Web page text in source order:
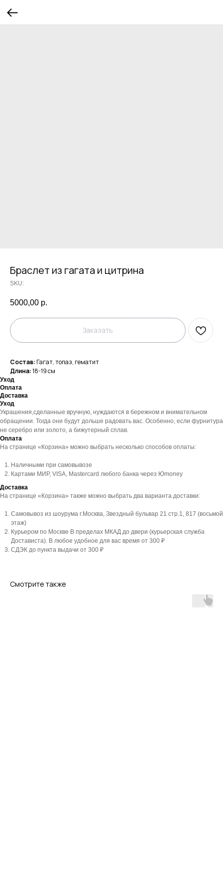
Браслет из гагата и цитрина
SKU:
5000,00 р.
Заказать
Состав: Гагат, топаз, гематит
Длина:18-19 см
Уход
Оплата
Доставка
Уход
Украшения,сделанные вручную, нуждаются в бережном и внимательном
обращении. Тогда они будут дольше радовать вас. Особенно, если фурнитура
не серебро или золото, а бижутерный сплав.
Оплата
На странице «Корзина» можно выбрать несколько способов оплаты:
Наличными при самовывозе
Картами МИР, VISA, Mastercard любого банка через Юmoney
Доставка
На странице «Корзина» также можно выбрать два варианта доставки:
Самовывоз из шоурума г.Москва, Звездный бульвар 21 стр.1, 817 (восьмой
этаж)
Курьером по Москве В пределах МКАД до двери (курьерская служба
Достависта). В любое удобное для вас время от 300 ₽
СДЭК до пункта выдачи от 300 ₽
Смотрите также